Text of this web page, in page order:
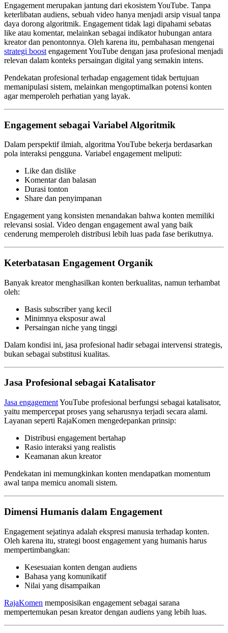
Engagement merupakan jantung dari ekosistem YouTube. Tanpa
keterlibatan audiens, sebuah video hanya menjadi arsip visual tanpa
daya dorong algoritmik. Engagement tidak lagi dipahami sebatas
like atau komentar, melainkan sebagai indikator hubungan antara
kreator dan penontonnya. Oleh karena itu, pembahasan mengenai
strategi boost engagement YouTube dengan jasa profesional menjadi
relevan dalam konteks persaingan digital yang semakin intens.
Pendekatan profesional terhadap engagement tidak bertujuan
memanipulasi sistem, melainkan mengoptimalkan potensi konten
agar memperoleh perhatian yang layak.
Engagement sebagai Variabel Algoritmik
Dalam perspektif ilmiah, algoritma YouTube bekerja berdasarkan
pola interaksi pengguna. Variabel engagement meliputi:
Like dan dislike
Komentar dan balasan
Durasi tonton
Share dan penyimpanan
Engagement yang konsisten menandakan bahwa konten memiliki
relevansi sosial. Video dengan engagement awal yang baik
cenderung memperoleh distribusi lebih luas pada fase berikutnya.
Keterbatasan Engagement Organik
Banyak kreator menghasilkan konten berkualitas, namun terhambat
oleh:
Basis subscriber yang kecil
Minimnya eksposur awal
Persaingan niche yang tinggi
Dalam kondisi ini, jasa profesional hadir sebagai intervensi strategis,
bukan sebagai substitusi kualitas.
Jasa Profesional sebagai Katalisator
Jasa engagementYouTube profesional berfungsi sebagai katalisator,
yaitu mempercepat proses yang seharusnya terjadi secara alami.
Layanan seperti RajaKomen mengedepankan prinsip:
Distribusi engagement bertahap
Rasio interaksi yang realistis
Keamanan akun kreator
Pendekatan ini memungkinkan konten mendapatkan momentum
awal tanpa memicu anomali sistem.
Dimensi Humanis dalam Engagement
Engagement sejatinya adalah ekspresi manusia terhadap konten.
Oleh karena itu, strategi boost engagement yang humanis harus
mempertimbangkan:
Kesesuaian konten dengan audiens
Bahasa yang komunikatif
Nilai yang disampaikan
RajaKomen memposisikan engagement sebagai sarana
mempertemukan pesan kreator dengan audiens yang lebih luas.